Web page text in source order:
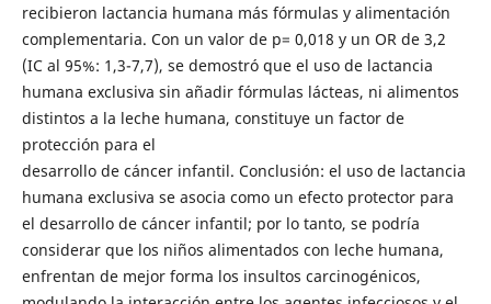
recibieron lactancia humana más fórmulas y alimentación
complementaria. Con un valor de p= 0,018 y un OR de 3,2
(IC al 95%: 1,3-7,7), se demostró que el uso de lactancia
humana exclusiva sin añadir fórmulas lácteas, ni alimentos
distintos a la leche humana, constituye un factor de
protección para el
desarrollo de cáncer infantil. Conclusión: el uso de lactancia
humana exclusiva se asocia como un efecto protector para
el desarrollo de cáncer infantil; por lo tanto, se podría
considerar que los niños alimentados con leche humana,
enfrentan de mejor forma los insultos carcinogénicos,